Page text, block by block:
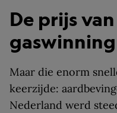
De prijs
gaswinning
Maar die enorm
keerzijde:
Nederland werd